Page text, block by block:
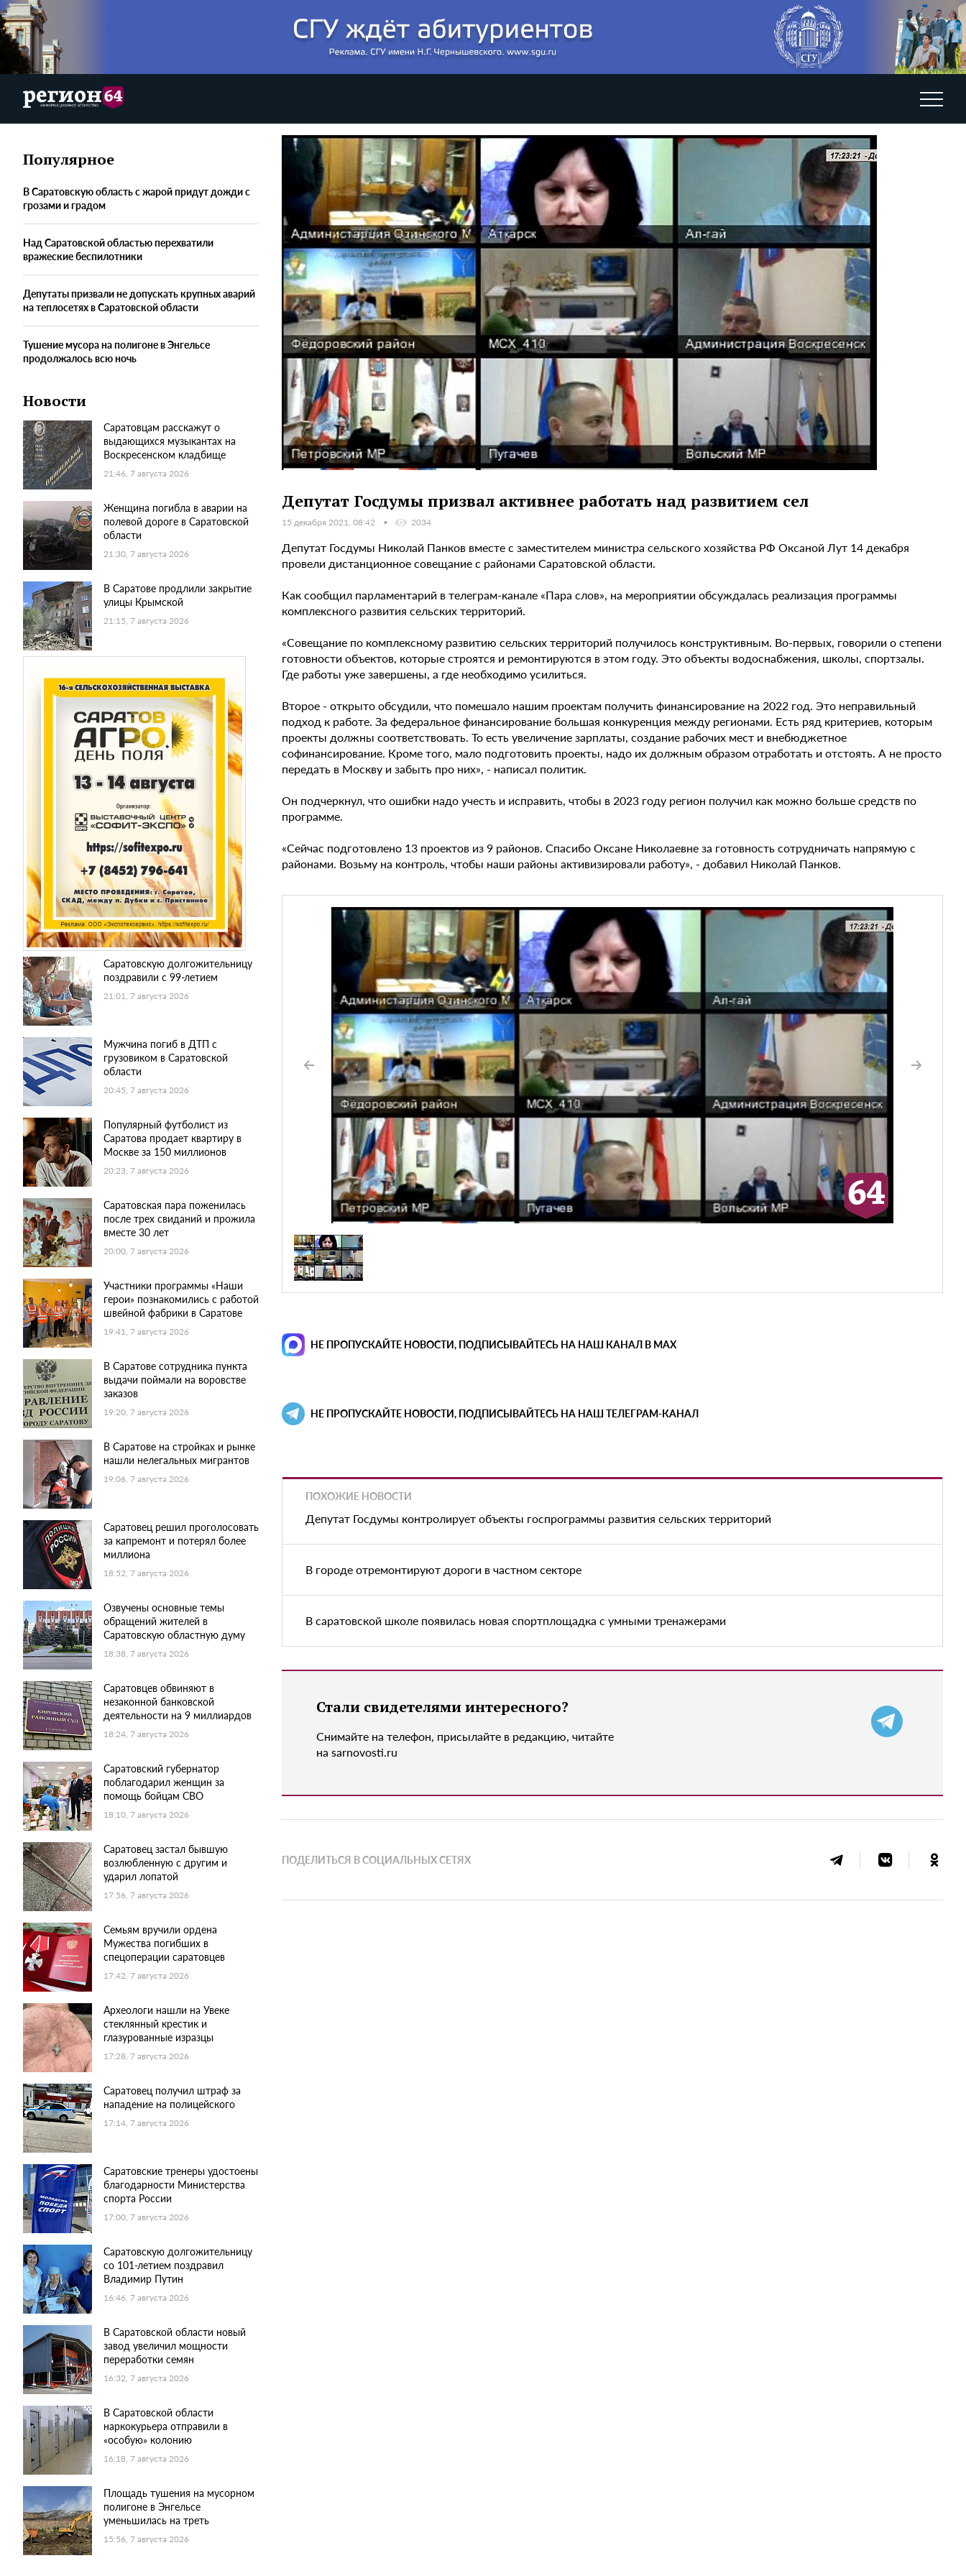
Популярное
В Саратовскую область с жарой придут дожди с
грозами и градом
Над Саратовской областью перехватили
вражеские беспилотники
Депутаты призвали не допускать крупных аварий
на теплосетях в Саратовской области
Тушение мусора на полигоне в Энгельсе
продолжалось всю ночь
Новости
Саратовцам расскажут о
выдающихся музыкантах на
Воскресенском кладбище
21:46, 7 августа 2026
Женщина погибла в аварии на
полевой дороге в Саратовской
области
21:30, 7 августа 2026
В Саратове продлили закрытие
улицы Крымской
21:15, 7 августа 2026
Саратовскую долгожительницу
поздравили с 99-летием
21:01, 7 августа 2026
Мужчина погиб в ДТП с
грузовиком в Саратовской
области
20:45, 7 августа 2026
Популярный футболист из
Саратова продает квартиру в
Москве за 150 миллионов
20:23, 7 августа 2026
Саратовская пара поженилась
после трех свиданий и прожила
вместе 30 лет
20:00, 7 августа 2026
Участники программы «Наши
герои» познакомились с работой
швейной фабрики в Саратове
19:41, 7 августа 2026
В Саратове сотрудника пункта
выдачи поймали на воровстве
заказов
19:20, 7 августа 2026
В Саратове на стройках и рынке
нашли нелегальных мигрантов
19:06, 7 августа 2026
Саратовец решил проголосовать
за капремонт и потерял более
миллиона
18:52, 7 августа 2026
Озвучены основные темы
обращений жителей в
Саратовскую областную думу
18:38, 7 августа 2026
Саратовцев обвиняют в
незаконной банковской
деятельности на 9 миллиардов
18:24, 7 августа 2026
Саратовский губернатор
поблагодарил женщин за
помощь бойцам СВО
18:10, 7 августа 2026
Саратовец застал бывшую
возлюбленную с другим и
ударил лопатой
17:56, 7 августа 2026
Семьям вручили ордена
Мужества погибших в
спецоперации саратовцев
17:42, 7 августа 2026
Археологи нашли на Увеке
стеклянный крестик и
глазурованные изразцы
17:28, 7 августа 2026
Саратовец получил штраф за
нападение на полицейского
17:14, 7 августа 2026
Саратовские тренеры удостоены
благодарности Министерства
спорта России
17:00, 7 августа 2026
Саратовскую долгожительницу
со 101-летием поздравил
Владимир Путин
16:46, 7 августа 2026
В Саратовской области новый
завод увеличил мощности
переработки семян
16:32, 7 августа 2026
В Саратовской области
наркокурьера отправили в
«особую» колонию
16:18, 7 августа 2026
Площадь тушения на мусорном
полигоне в Энгельсе
уменьшилась на треть
15:56, 7 августа 2026
Депутат Госдумы призвал активнее работать над развитием сел
15 декабря 2021, 08:42 2034
Депутат Госдумы Николай Панков вместе с заместителем министра сельского хозяйства РФ Оксаной Лут 14 декабря
провели дистанционное совещание с районами Саратовской области.
Как сообщил парламентарий в телеграм-канале «Пара слов», на мероприятии обсуждалась реализация программы
комплексного развития сельских территорий.
«Совещание по комплексному развитию сельских территорий получилось конструктивным. Во-первых, говорили о степени
готовности объектов, которые строятся и ремонтируются в этом году. Это объекты водоснабжения, школы, спортзалы.
Где работы уже завершены, а где необходимо усилиться.
Второе - открыто обсудили, что помешало нашим проектам получить финансирование на 2022 год. Это неправильный
подход к работе. За федеральное финансирование большая конкуренция между регионами. Есть ряд критериев, которым
проекты должны соответствовать. То есть увеличение зарплаты, создание рабочих мест и внебюджетное
софинансирование. Кроме того, мало подготовить проекты, надо их должным образом отработать и отстоять. А не просто
передать в Москву и забыть про них», - написал политик.
Он подчеркнул, что ошибки надо учесть и исправить, чтобы в 2023 году регион получил как можно больше средств по
программе.
«Сейчас подготовлено 13 проектов из 9 районов. Спасибо Оксане Николаевне за готовность сотрудничать напрямую с
районами. Возьму на контроль, чтобы наши районы активизировали работу», - добавил Николай Панков.
НЕ ПРОПУСКАЙТЕ НОВОСТИ, ПОДПИСЫВАЙТЕСЬ НА НАШ КАНАЛ В MAX
НЕ ПРОПУСКАЙТЕ НОВОСТИ, ПОДПИСЫВАЙТЕСЬ НА НАШ ТЕЛЕГРАМ-КАНАЛ
ПОХОЖИЕ НОВОСТИ
Депутат Госдумы контролирует объекты госпрограммы развития сельских территорий
В городе отремонтируют дороги в частном секторе
В саратовской школе появилась новая спортплощадка с умными тренажерами
Стали свидетелями интересного?
Снимайте на телефон, присылайте в редакцию, читайте
на sarnovosti.ru
ПОДЕЛИТЬСЯ В СОЦИАЛЬНЫХ СЕТЯХ